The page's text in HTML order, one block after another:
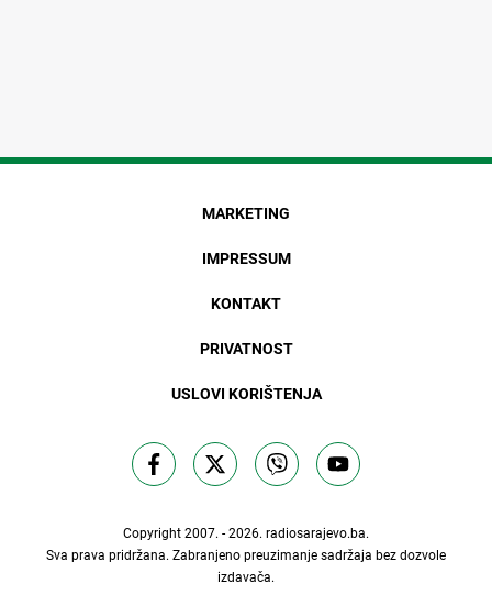
MARKETING
IMPRESSUM
KONTAKT
PRIVATNOST
USLOVI KORIŠTENJA
Copyright 2007. - 2026. radiosarajevo.ba.
Sva prava pridržana. Zabranjeno preuzimanje sadržaja bez dozvole
izdavača.